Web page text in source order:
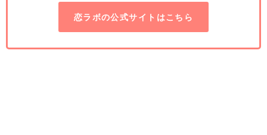
恋ラボの公式サイトはこちら